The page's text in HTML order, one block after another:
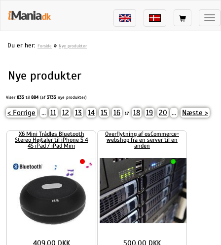
Du er her: Forside » Nye produkter
Nye produkter
Viser833 til 884 (af3733 nye produkter)
< Forrige ... 11 12 13 14 15 16 17 18 19 20 ... Næste >
X6 Mini Trådløs Bluetooth
Stereo Højtaler til iPhone 5 4
4S iPad / iPad Mini
409,00 DKK
Overflytning af osCommerce-
webshop fra en server til en
anden
500,00 DKK